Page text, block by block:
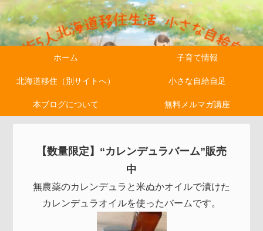
ホーム 子育て情報
北海道移住（別サイトへ） 小さな自給自足
本ブログについて 無料メルマガ講座
【数量限定】“カレンデュラバーム”販売
中
無農薬のカレンデュラと米ぬかオイルで漬けた
カレンデュラオイルを使ったバームです。